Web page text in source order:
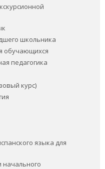
школьника
обучающихся
педагогика
курс)
языка для
начального